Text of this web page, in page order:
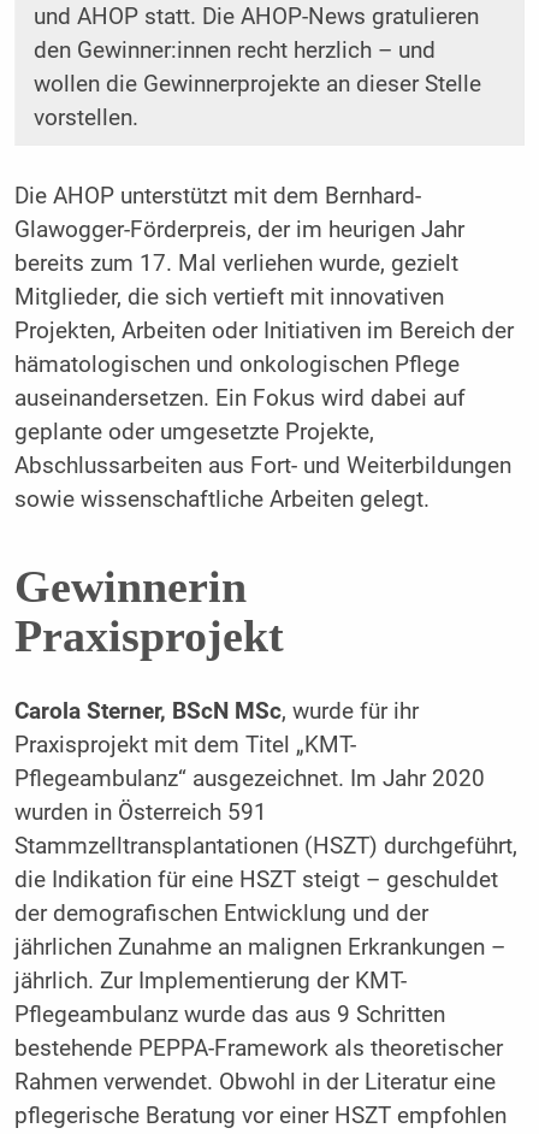
und AHOP statt. Die AHOP-News gratulieren
den Gewinner:innen recht herzlich – und
wollen die Gewinnerprojekte an dieser Stelle
vorstellen.
Die AHOP unterstützt mit dem Bernhard-
Glawogger-Förderpreis, der im heurigen Jahr
bereits zum 17. Mal verliehen wurde, gezielt
Mitglieder, die sich vertieft mit innovativen
Projekten, Arbeiten oder Initiativen im Bereich der
hämatologischen und onkologischen Pflege
auseinandersetzen. Ein Fokus wird dabei auf
geplante oder umgesetzte Projekte,
Abschlussarbeiten aus Fort- und Weiterbildungen
sowie wissenschaftliche Arbeiten gelegt.
Gewinnerin
Praxisprojekt
Carola Sterner, BScN MSc, wurde für ihr
Praxisprojekt mit dem Titel „KMT-
Pflegeambulanz“ ausgezeichnet. Im Jahr 2020
wurden in Österreich 591
Stammzelltransplantationen (HSZT) durchgeführt,
die Indikation für eine HSZT steigt – geschuldet
der demografischen Entwicklung und der
jährlichen Zunahme an malignen Erkrankungen –
jährlich. Zur Implementierung der KMT-
Pflegeambulanz wurde das aus 9 Schritten
bestehende PEPPA-Framework als theoretischer
Rahmen verwendet. Obwohl in der Literatur eine
pflegerische Beratung vor einer HSZT empfohlen